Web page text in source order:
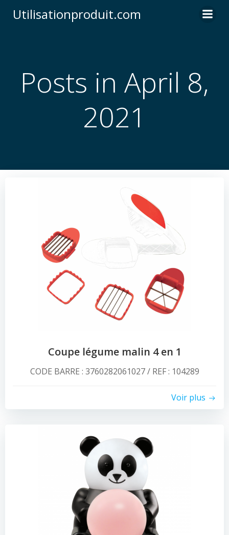
to
Utilisationproduit.com
Posts in April 8,
2021
Coupe légume malin 4 en 1
CODE BARRE : 3760282061027 / REF : 104289
Voir plus